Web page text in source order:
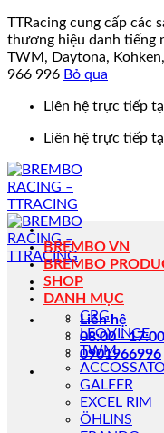
TTRacing cung cấp các
thương hiệu danh tiếng
TWM, Daytona,
966 996 Bỏ qua
Liên hệ trực tiếp
Liên hệ trực tiếp
Liên hệ
08:00 - 17:00
0901966996
BREMBO VN
BREMBO
SHOP
DANH MỤC
CRG
LEOVINCE
TWM
ACCOSSATO
GALFER
EXCEL RIM
ÖHLINS